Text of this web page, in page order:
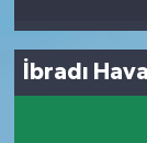
İbradı